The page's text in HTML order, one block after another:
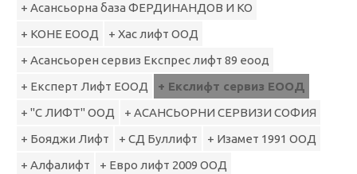
+ Асансьорна база ФЕРДИНАНДОВ И КО
+ КОНЕ ЕООД
+ Хас лифт ООД
+ Асансьорен сервиз Експрес лифт 89 еоод
+ Експерт Лифт ЕООД
+ Екслифт сервиз ЕООД
+ "С ЛИФТ" ООД
+ АСАНСЬОРНИ СЕРВИЗИ СОФИЯ
+ Бояджи Лифт
+ СД Буллифт
+ Изамет 1991 ООД
+ Алфалифт
+ Евро лифт 2009 ООД